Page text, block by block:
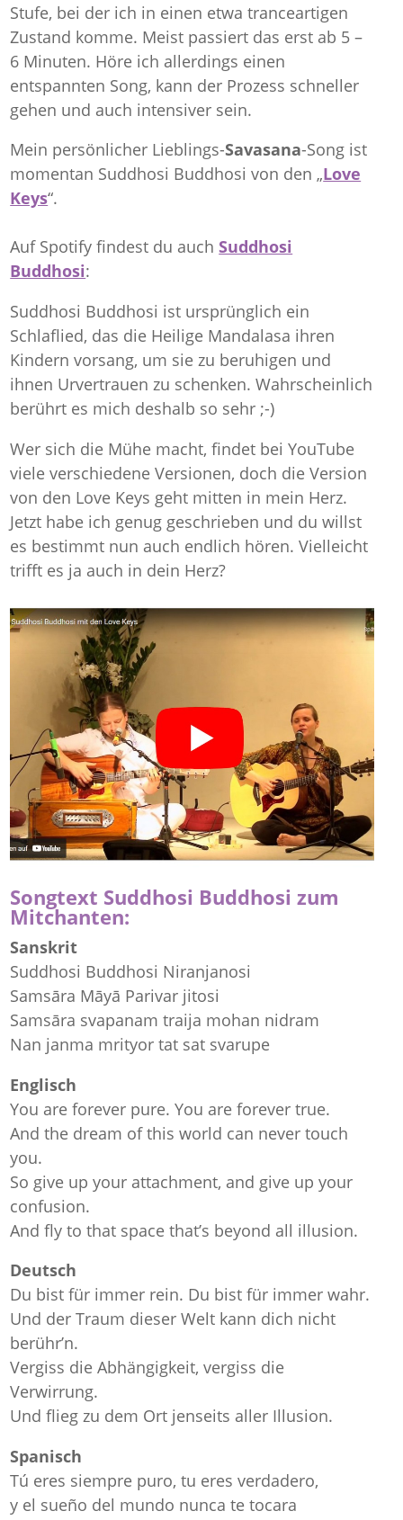
Stufe, bei der ich in einen etwa tranceartigen
Zustand komme. Meist passiert das erst ab 5 –
6 Minuten. Höre ich allerdings einen
entspannten Song, kann der Prozess schneller
gehen und auch intensiver sein.
Mein persönlicher Lieblings-Savasana-Song ist
momentan Suddhosi Buddhosi von den „Love
Keys“.
Auf Spotify findest du auchSuddhosi
Buddhosi:
Suddhosi Buddhosi ist ursprünglich ein
Schlaflied, das die Heilige Mandalasa ihren
Kindern vorsang, um sie zu beruhigen und
ihnen Urvertrauen zu schenken. Wahrscheinlich
berührt es mich deshalb so sehr ;-)
Wer sich die Mühe macht, findet bei YouTube
viele verschiedene Versionen, doch die Version
von den Love Keys geht mitten in mein Herz.
Jetzt habe ich genug geschrieben und du willst
es bestimmt nun auch endlich hören. Vielleicht
trifft es ja auch in dein Herz?
Songtext Suddhosi Buddhosi zum
Mitchanten:
Sanskrit
Suddhosi Buddhosi Niranjanosi
Samsāra Māyā Parivar jitosi
Samsāra svapanam traija mohan nidram
Nan janma mrityor tat sat svarupe
Englisch
You are forever pure. You are forever true.
And the dream of this world can never touch
you.
So give up your attachment, and give up your
confusion.
And fly to that space that’s beyond all illusion.
Deutsch
Du bist für immer rein. Du bist für immer wahr.
Und der Traum dieser Welt kann dich nicht
berühr’n.
Vergiss die Abhängigkeit, vergiss die
Verwirrung.
Und flieg zu dem Ort jenseits aller Illusion.
Spanisch
Tú eres siempre puro, tu eres verdadero,
y el sueño del mundo nunca te tocara